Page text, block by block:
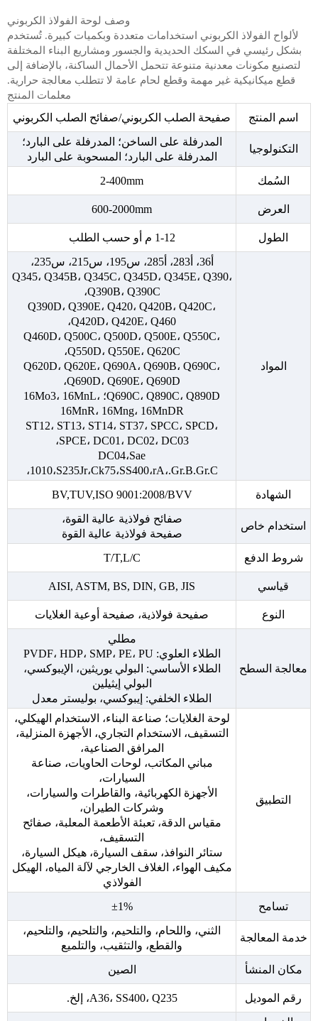
وصف لوحة الفولاذ الكربوني
لألواح الفولاذ الكربوني استخدامات متعددة وبكميات كبيرة. تُستخدم
بشكل رئيسي في السكك الحديدية والجسور ومشاريع البناء المختلفة
لتصنيع مكونات معدنية متنوعة تتحمل الأحمال الساكنة، بالإضافة إلى
قطع ميكانيكية غير مهمة وقطع لحام عامة لا تتطلب معالجة حرارية.
معلمات المنتج
اسم المنتج صفيحة الصلب الكربوني/صفائح الصلب الكربوني
التكنولوجيا
المدرفلة على الساخن؛ المدرفلة على البارد؛
المدرفلة على البارد؛ المسحوبة على البارد
السُمك
2-400mm
العرض 600-2000mm
الطول 1-12 م أو حسب الطلب
المواد
أ36، أ283، أ285، س195، س215، س235،
Q345، Q345B، Q345C، Q345D، Q345E، Q390،
Q390B، Q390C،
Q390D، Q390E، Q420، Q420B، Q420C،
Q420D، Q420E، Q460،
Q460D، Q500C، Q500D، Q500E، Q550C،
Q550D، Q550E، Q620C،
Q620D، Q620E، Q690A، Q690B، Q690C،
Q690D، Q690E، Q690D،
Q690C، Q890C، Q890D؛ 16Mo3، 16MnL،
16MnR، 16Mng، 16MnDR
ST12، ST13، ST14، ST37، SPCC، SPCD،
SPCE، DC01، DC02، DC03،
DC04،Sae
1010،S235Jr،Ck75،SS400،rA،.Gr.B.Gr.C،
الشهادة
BV,TUV,ISO 9001:2008/BVV
استخدام خاص
صفائح فولاذية عالية القوة،
صفيحة فولاذية عالية القوة
شروط الدفع
T/T,L/C
قياسي AISI, ASTM, BS, DIN, GB, JIS
النوع صفيحة فولاذية، صفيحة أوعية الغلايات
معالجة السطح
مطلي
الطلاء العلوي: PVDF، HDP، SMP، PE، PU
الطلاء الأساسي: البولي يوريثين، الإيبوكسي،
البولي إيثيلين
الطلاء الخلفي: إيبوكسي، بوليستر معدل
التطبيق
لوحة الغلايات؛ صناعة البناء، الاستخدام الهيكلي،
التسقيف، الاستخدام التجاري، الأجهزة المنزلية،
المرافق الصناعية،
مباني المكاتب، لوحات الحاويات، صناعة
السيارات،
الأجهزة الكهربائية، والقاطرات والسيارات،
وشركات الطيران،
مقياس الدقة، تعبئة الأطعمة المعلبة، صفائح
التسقيف،
ستائر النوافذ، سقف السيارة، هيكل السيارة،
مكيف الهواء، الغلاف الخارجي لآلة المياه، الهيكل
الفولاذي
تسامح
±1%
خدمة المعالجة
الثني، واللحام، والتلحيم، والتلحيم، والتلحيم،
والقطع، والتثقيب، والتلميع
مكان المنشأ
الصين
رقم الموديل
A36، SS400، Q235، إلخ.